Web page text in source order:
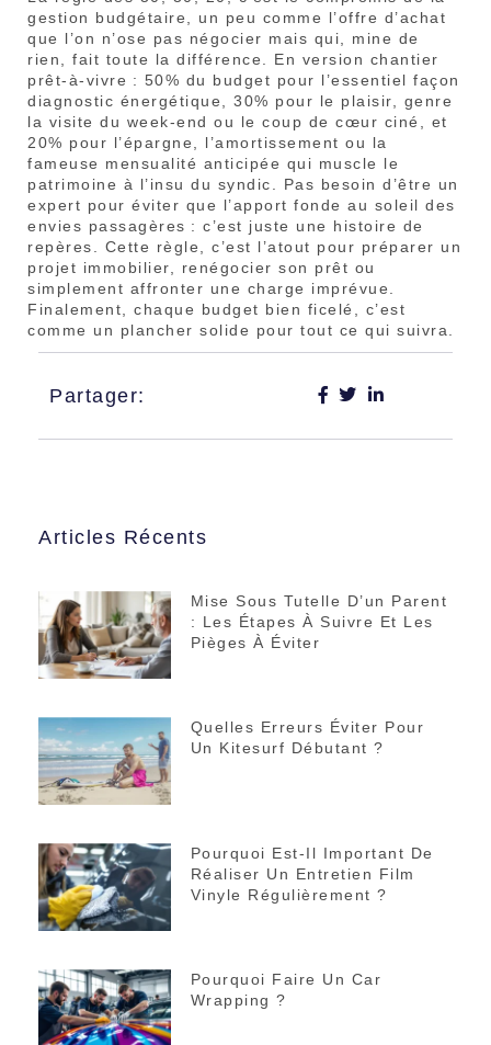
gestion budgétaire, un peu comme l’offre d’achat
que l’on n’ose pas négocier mais qui, mine de
rien, fait toute la différence. En version chantier
prêt-à-vivre : 50% du budget pour l’essentiel façon
diagnostic énergétique, 30% pour le plaisir, genre
la visite du week-end ou le coup de cœur ciné, et
20% pour l’épargne, l’amortissement ou la
fameuse mensualité anticipée qui muscle le
patrimoine à l’insu du syndic. Pas besoin d’être un
expert pour éviter que l’apport fonde au soleil des
envies passagères : c’est juste une histoire de
repères. Cette règle, c’est l’atout pour préparer un
projet immobilier, renégocier son prêt ou
simplement affronter une charge imprévue.
Finalement, chaque budget bien ficelé, c’est
comme un plancher solide pour tout ce qui suivra.
Partager:
Articles Récents
Mise Sous Tutelle D’un Parent
: Les Étapes À Suivre Et Les
Pièges À Éviter
Quelles Erreurs Éviter Pour
Un Kitesurf Débutant ?
Pourquoi Est-Il Important De
Réaliser Un Entretien Film
Vinyle Régulièrement ?
Pourquoi Faire Un Car
Wrapping ?